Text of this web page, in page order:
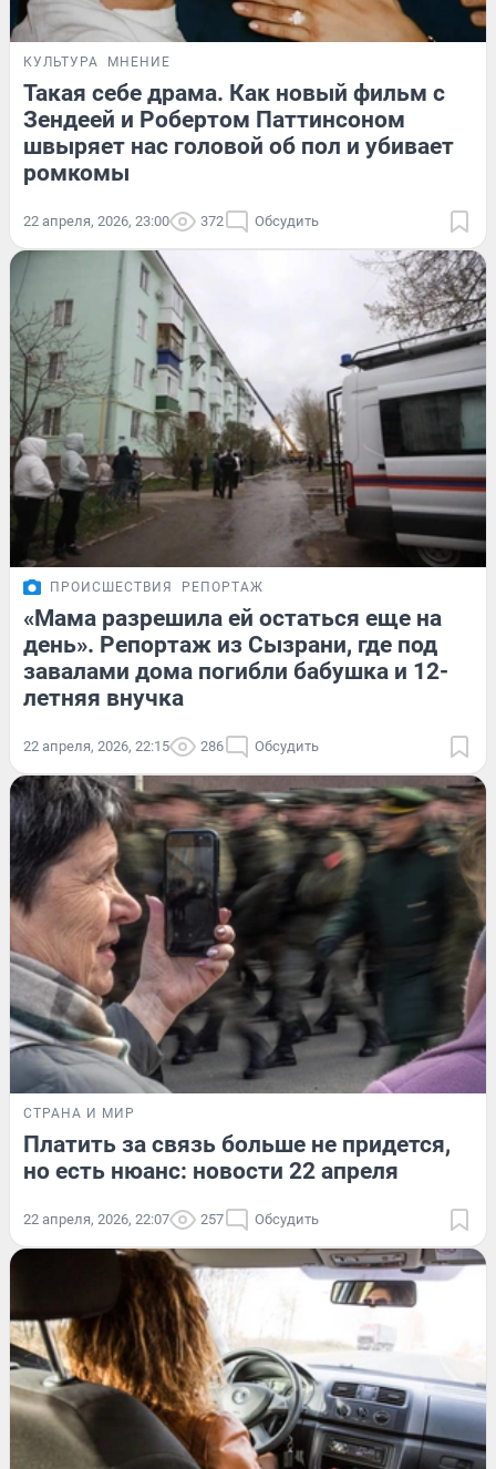
КУЛЬТУРА МНЕНИЕ
Такая себе драма. Как новый фильм с
Зендеей и Робертом Паттинсоном
швыряет нас головой об пол и убивает
ромкомы
22 апреля, 2026, 23:00 372 Обсудить
ПРОИСШЕСТВИЯ РЕПОРТАЖ
«Мама разрешила ей остаться еще на
день». Репортаж из Сызрани, где под
завалами дома погибли бабушка и 12-
летняя внучка
22 апреля, 2026, 22:15 286 Обсудить
СТРАНА И МИР
Платить за связь больше не придется,
но есть нюанс: новости 22 апреля
22 апреля, 2026, 22:07 257 Обсудить